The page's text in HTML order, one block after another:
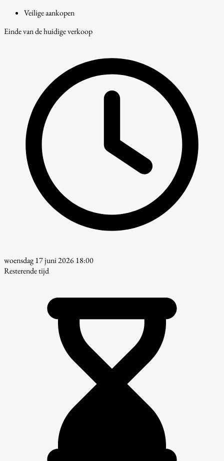
Veilige aankopen
Einde van de huidige verkoop
woensdag 17 juni 2026 18:00
Resterende tijd